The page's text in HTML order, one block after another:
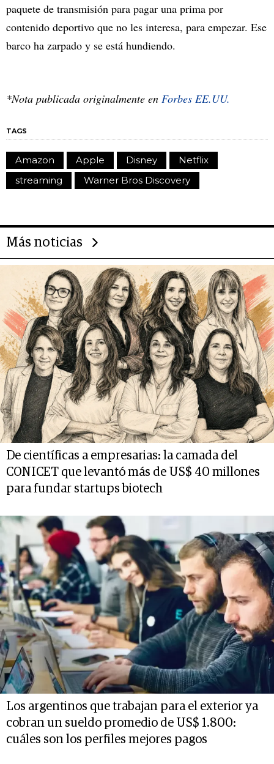
paquete de transmisión para pagar una prima por
contenido deportivo que no les interesa, para empezar. Ese
barco ha zarpado y se está hundiendo.
*Nota publicada originalmente en Forbes EE.UU.
TAGS
Amazon Apple Disney
Netflix
streaming
Warner Bros Discovery
Más noticias
De científicas a empresarias: la camada del
CONICET que levantó más de US$ 40 millones
para fundar startups biotech
Los argentinos que trabajan para el exterior ya
cobran un sueldo promedio de US$ 1.800:
cuáles son los perfiles mejores pagos